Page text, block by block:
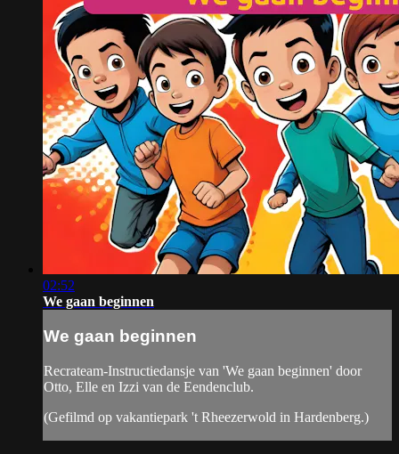
02:52
We gaan beginnen
We gaan beginnen
Recrateam-Instructiedansje van 'We gaan beginnen' door
Otto, Elle en Izzi van de Eendenclub.
(Gefilmd op vakantiepark 't Rheezerwold in Hardenberg.)